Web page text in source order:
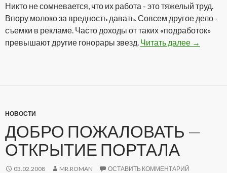
Никто не сомневается, что их работа - это тяжелый труд.
Впору молоко за вредность давать. Совсем другое дело -
съемки в рекламе. Часто доходы от таких «подработок»
превышают другие гонорары звезд. Читать далее →
НОВОСТИ
ДОБРО ПОЖАЛОВАТЬ —
ОТКРЫТИЕ ПОРТАЛА
03.02.2008 MR.ROMAN ОСТАВИТЬ КОММЕНТАРИЙ